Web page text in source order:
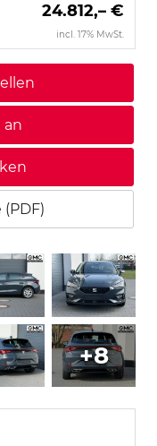
24.812,– €
incl. 17% MwSt.
an
+8